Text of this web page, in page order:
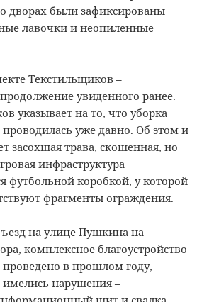
дворах были зафиксированы
лавочки и неопиленные
Текстильщиков –
увиденного ранее.
указывает на то, что уборка
уже давно. Об этом и
засохшая трава, скошенная, но
инфраструктура
футбольной коробкой, у которой
фрагменты ограждения.
на улице Пушкина на
комплексное благоустройство
проведено в прошлом году,
имелись нарушения –